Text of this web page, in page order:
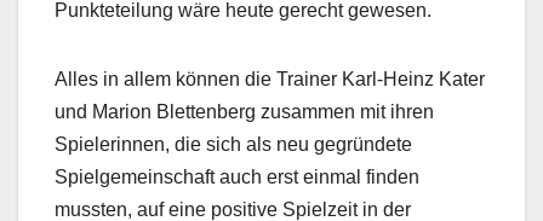
Punkteteilung wäre heute gerecht gewesen.
Alles in allem können die Trainer Karl-Heinz Kater
und Marion Blettenberg zusammen mit ihren
Spielerinnen, die sich als neu gegründete
Spielgemeinschaft auch erst einmal finden
mussten, auf eine positive Spielzeit in der